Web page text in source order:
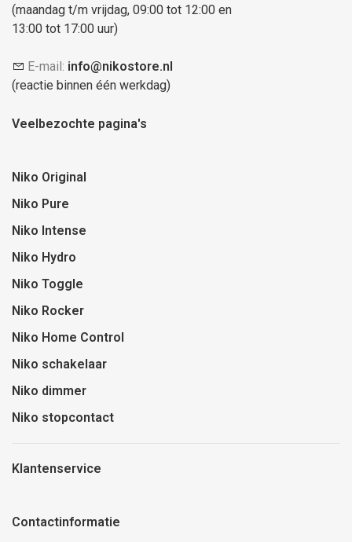
(maandag t/m vrijdag, 09:00 tot 12:00 en
13:00 tot 17:00 uur)
E-mail: info@nikostore.nl
(reactie binnen één werkdag)
Veelbezochte pagina's
Niko Original
Niko Pure
Niko Intense
Niko Hydro
Niko Toggle
Niko Rocker
Niko Home Control
Niko schakelaar
Niko dimmer
Niko stopcontact
Klantenservice
Contactinformatie